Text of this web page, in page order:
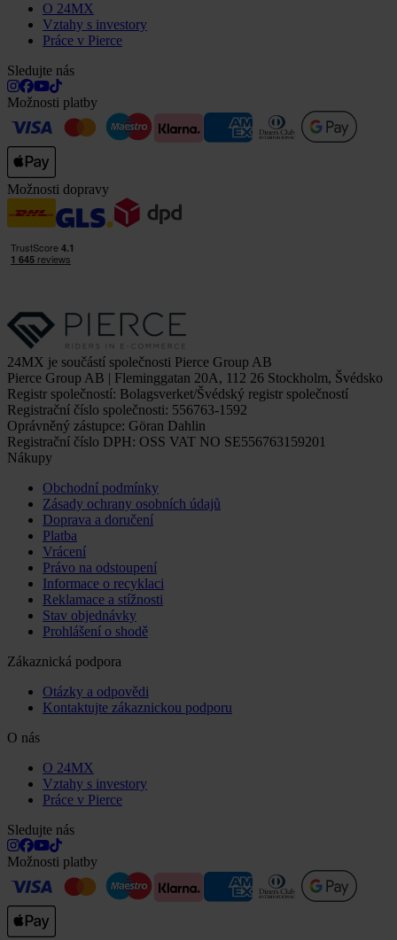
O 24MX
Vztahy s investory
Práce v Pierce
Sledujte nás
Možnosti platby
Možnosti dopravy
24MX je součástí společnosti Pierce Group AB
Pierce Group AB | Fleminggatan 20A, 112 26 Stockholm, Švédsko
Registr společností: Bolagsverket/Švédský registr společností
Registrační číslo společnosti: 556763-1592
Oprávněný zástupce: Göran Dahlin
Registrační číslo DPH: OSS VAT NO SE556763159201
Nákupy
Obchodní podmínky
Zásady ochrany osobních údajů
Doprava a doručení
Platba
Vrácení
Právo na odstoupení
Informace o recyklaci
Reklamace a stížnosti
Stav objednávky
Prohlášení o shodě
Zákaznická podpora
Otázky a odpovědi
Kontaktujte zákaznickou podporu
O nás
O 24MX
Vztahy s investory
Práce v Pierce
Sledujte nás
Možnosti platby